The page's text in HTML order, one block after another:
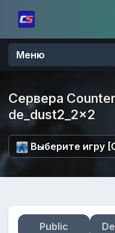
Меню
Сервера
de_dust2_2x2
Public